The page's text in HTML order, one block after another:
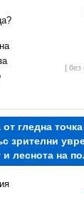
[ без
гледна
зрителни
леснота на